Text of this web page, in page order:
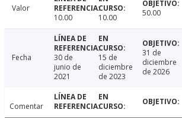
Valor
10.00
10.00 50.00
Fecha
30 de
junio de
2021
15 de
diciembre
de 2023
31 de
diciembre
de 2026
Comentar